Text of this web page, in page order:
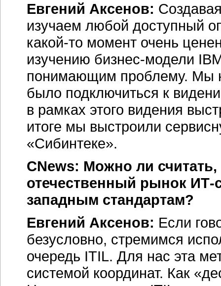
Евгений Аксенов:
изучаем любой доступный
какой-то момент очень
изучению бизнес-модели
понимающим проблему. Мы
было подключиться к
в рамках этого видения
итоге мы выстроили
«Сибинтеке».
CNews: Можно ли
отечественный рынок ИТ-
западным стандартам?
Евгений Аксенов: Если
безусловно, стремимся
очередь ITIL. Для нас эта
системой координат. Как